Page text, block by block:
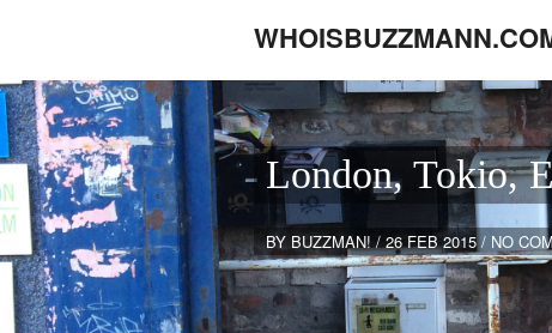
London, Tokio,
BYBUZZMAN! / 26 FEB 2015 / NO